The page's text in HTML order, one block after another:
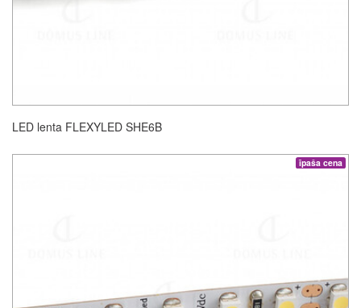
LED lenta FLEXYLED SHE6B
īpaša cena